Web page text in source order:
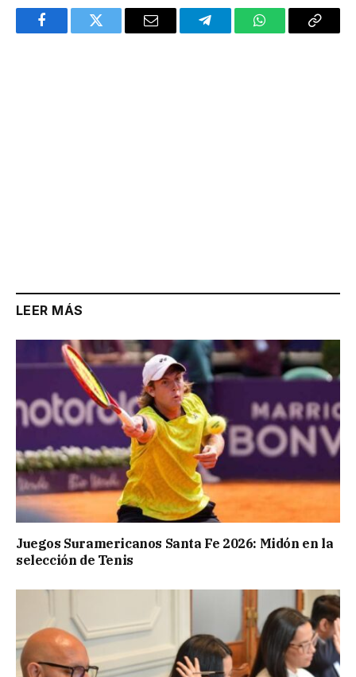
FacebookTwitter Email TelegramWhatsAppCopy
LEER MÁS
Juegos Suramericanos Santa Fe 2026: Midón en la
selección de Tenis